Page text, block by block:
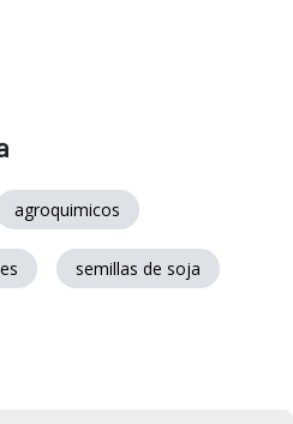
agroquimicos
semillas de soja